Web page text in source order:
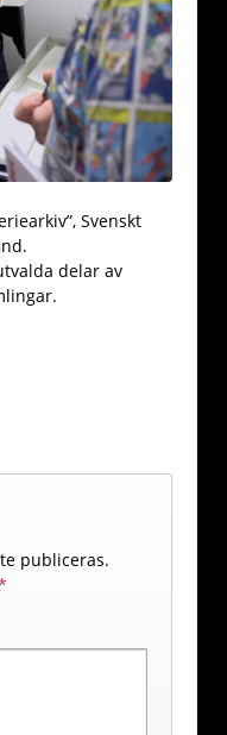
Svenskt
delar av
publiceras.